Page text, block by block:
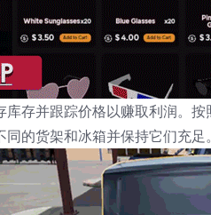
库存并跟踪价格以赚取利润。
的货架和冰箱并保持它们充足。